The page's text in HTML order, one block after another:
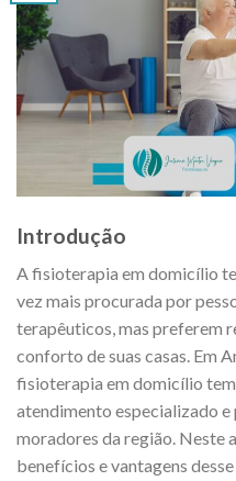
Introdução
A fisioterapia em domicílio
vez mais procurada por
terapêuticos, mas preferem
conforto de suas casas. Em
fisioterapia em domicílio
atendimento especializado e
moradores da região. Neste
benefícios e vantagens